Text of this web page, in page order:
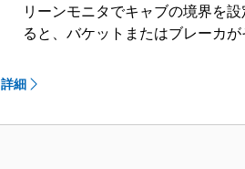
リーンモニタでキャブの境界を設
ると、バケットまたはブレーカ
詳細